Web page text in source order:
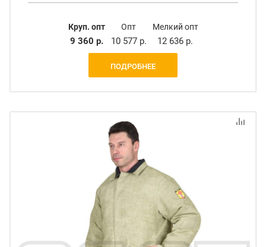
Круп. опт
9 360 р.
Опт
10 577 р.
Мелкий опт
12 636 р.
ПОДРОБНЕЕ